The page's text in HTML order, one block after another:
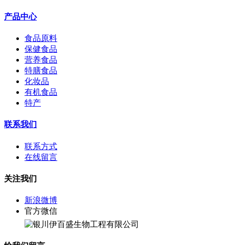
产品中心
食品原料
保健食品
营养食品
特膳食品
化妆品
有机食品
特产
联系我们
联系方式
在线留言
关注我们
新浪微博
官方微信